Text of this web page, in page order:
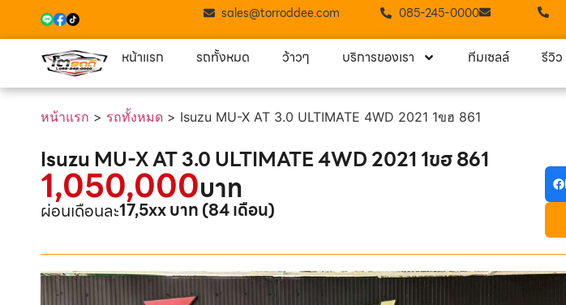
sales@torroddee.com 085-245-0000
หน้าแรก รถทั้งหมด ว้าวๆ บริการของเรา ทีมเซลล์ รีวิว
หน้าแรก > รถทั้งหมด > Isuzu MU-X AT 3.0 ULTIMATE 4WD 2021 1ขฮ 861
Isuzu MU-X AT 3.0 ULTIMATE 4WD 2021 1ขฮ 861
1,050,000บาท
ผ่อนเดือนละ17,5xx บาท (84 เดือน)